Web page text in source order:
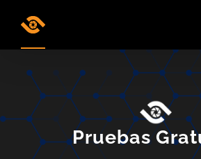
Pruebas